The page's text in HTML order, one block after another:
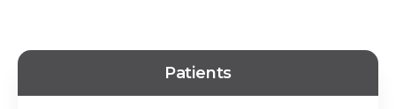
Patients